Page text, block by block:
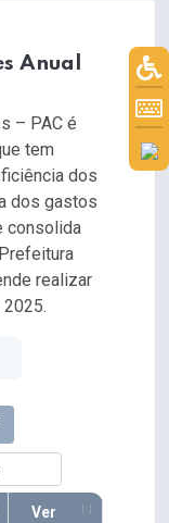
Anual
– PAC é
tem
dos
dos gastos
consolida
realizar
Ver